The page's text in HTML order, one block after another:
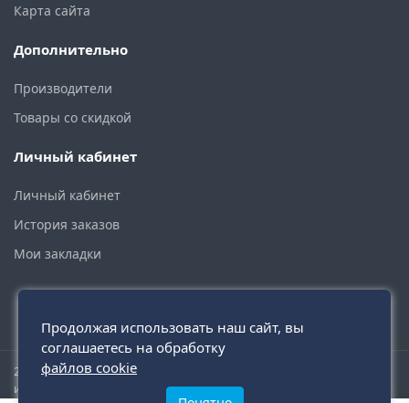
Карта сайта
Дополнительно
Производители
Товары со скидкой
Личный кабинет
Личный кабинет
История заказов
Мои закладки
2015 - 2026 © santehmoskva.ru — интернет-магазин сантехники
инженерной и бытовой.
Продолжая использовать наш сайт, вы
соглашаетесь на обработку
файлов cookie